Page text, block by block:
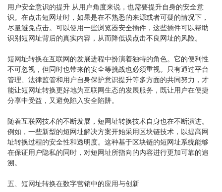
用户安全意识的提升 从用户角度来说，也需要提升自身的安全意
识。在点击短网址时，如果是在不熟悉的来源或者可疑的情况下，
尽量避免点击。可以使用一些浏览器安全插件，这些插件可以帮助
识别短网址背后的真实内容，从而降低误点击不良网址的风险。
短网址转换在互联网的发展进程中扮演着独特的角色。它的便利性
不可忽视，但同时也带来的安全等挑战也必须重视。只有通过平台
管理、法律监管和用户自身保护意识提升等多方面的共同努力，才
能让短网址转换更好地为互联网生态的发展服务，既让用户在便捷
分享中受益，又避免陷入安全陷阱。
随着互联网技术的不断发展，短网址转换技术自身也在不断演进。
例如，一些新型的短网址解决方案开始采用区块链技术，以提高网
址转换过程的安全性和透明度。这种基于区块链的短网址系统能够
在保证用户隐私的同时，对短网址所指向的内容进行更加可靠的追
溯。
五、短网址转换在数字营销中的应用与创新